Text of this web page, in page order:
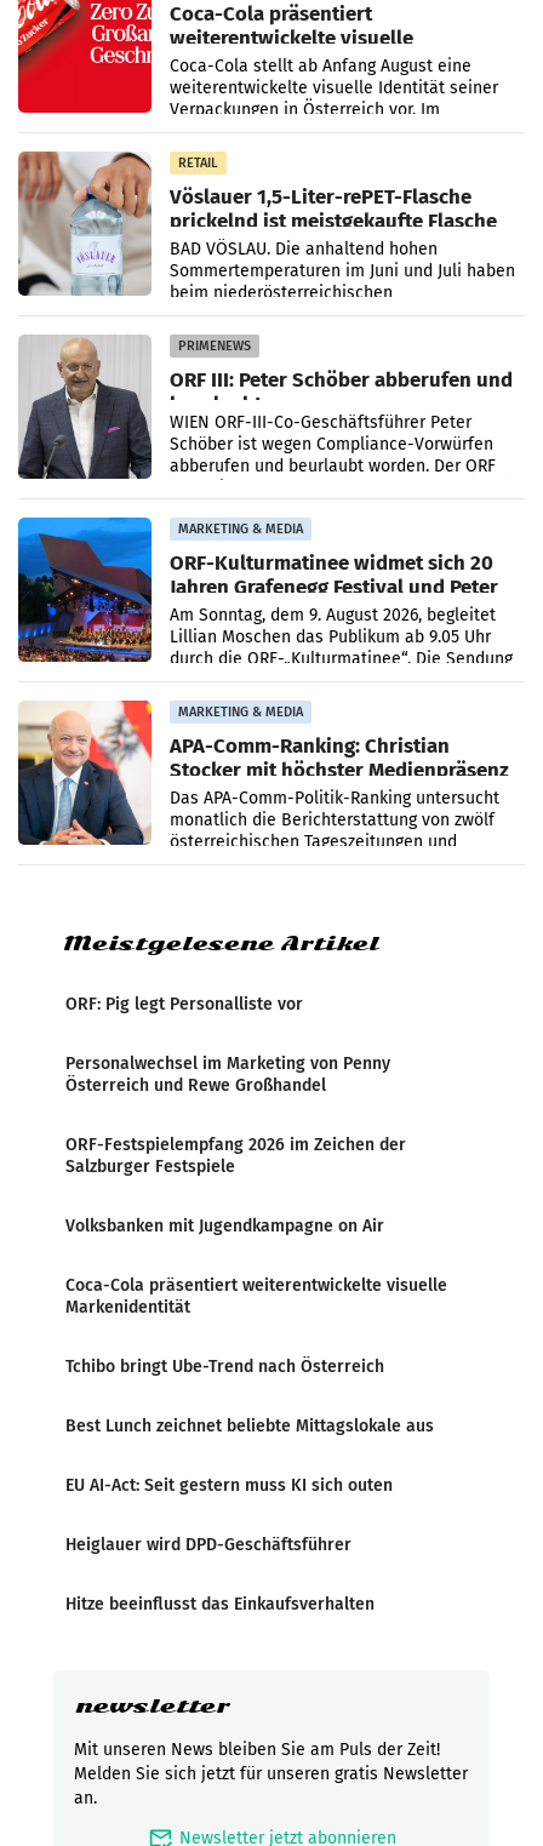
Coca-Cola präsentiert
weiterentwickelte visuelle
Markenidentität
Coca-Cola stellt ab Anfang August eine
weiterentwickelte visuelle Identität seiner
Verpackungen in Österreich vor. Im
Mittelpunkt des Redesigns stehen zentrale
Gestaltungselemente
RETAIL
Vöslauer 1,5-Liter-rePET-Flasche
prickelnd ist meistgekaufte Flasche
Österreichs
BAD VÖSLAU. Die anhaltend hohen
Sommertemperaturen im Juni und Juli haben
beim niederösterreichischen
Getränkehersteller Vöslauer zu deutlichen
Absatzzuwächsen geführt. Während
PRIMENEWS
ORF III: Peter Schöber abberufen und
beurlaubt
WIEN ORF-III-Co-Geschäftsführer Peter
Schöber ist wegen Compliance-Vorwürfen
abberufen und beurlaubt worden. Der ORF
MARKETING & MEDIA
ORF-Kulturmatinee widmet sich 20
Jahren Grafenegg Festival und Peter
Simonischek
Am Sonntag, dem 9. August 2026, begleitet
Lillian Moschen das Publikum ab 9.05 Uhr
durch die ORF-„Kulturmatinee“. Die Sendung
startet mit der Dokumentation „20 Jahre
Grafenegg
MARKETING & MEDIA
APA-Comm-Ranking: Christian
Stocker mit höchster Medienpräsenz
im Juli
Das APA-Comm-Politik-Ranking untersucht
monatlich die Berichterstattung von zwölf
österreichischen Tageszeitungen und
analysiert, welche Politikerinnen und
Meistgelesene Artikel
ORF: Pig legt Personalliste vor
Personalwechsel im Marketing von Penny
Österreich und Rewe Großhandel
ORF-Festspielempfang 2026 im Zeichen der
Salzburger Festspiele
Volksbanken mit Jugendkampagne on Air
Coca-Cola präsentiert weiterentwickelte visuelle
Markenidentität
Tchibo bringt Ube-Trend nach Österreich
Best Lunch zeichnet beliebte Mittagslokale aus
EU AI-Act: Seit gestern muss KI sich outen
Heiglauer wird DPD-Geschäftsführer
Hitze beeinflusst das Einkaufsverhalten
newsletter
Mit unseren News bleiben Sie am Puls der Zeit!
Melden Sie sich jetzt für unseren gratis Newsletter
an.
mark_email_read Newsletter jetzt abonnieren